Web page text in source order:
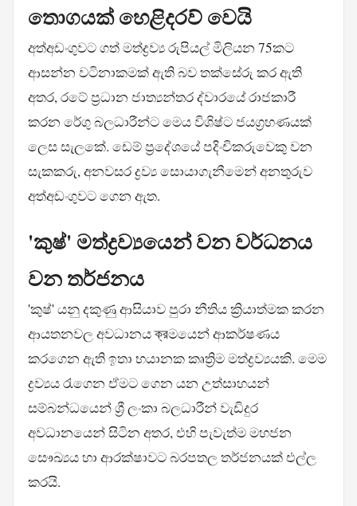
තොගයක් හෙළිදරව් වෙයි
අත්අඩංගුවට ගත් මත්ද්‍රව්‍ය රුපියල් මිලියන 75කට
ආසන්න වටිනාකමක් ඇති බව තක්සේරු කර ඇති
අතර, රටේ ප්‍රධාන ජාත්‍යන්තර ද්වාරයේ රාජකාරී
කරන රේගු බලධාරීන්ට මෙය විශිෂ්ට ජයග්‍රහණයක්
ලෙස සැලකේ. ඩෙම් ප්‍රදේශයේ පදිංචිකරුවෙකු වන
සැකකරු, අනවසර ද්‍රව්‍ය සොයාගැනීමෙන් අනතුරුව
අත්අඩංගුවට ගෙන ඇත.
'කුෂ්' මත්ද්‍රව්‍යයෙන් වන වර්ධනය
වන තර්ජනය
'කුෂ්' යනු දකුණු ආසියාව පුරා නීතිය ක්‍රියාත්මක කරන
ආයතනවල අවධානය ক্রමයෙන් ආකර්ෂණය
කරගෙන ඇති ඉතා භයානක කෘත්‍රිම මත්ද්‍රව්‍යයකි. මෙම
ද්‍රව්‍යය රැගෙන ඒමට ගෙන යන උත්සාහයන්
සම්බන්ධයෙන් ශ්‍රී ලංකා බලධාරීන් වැඩිදුර
අවධානයෙන් සිටින අතර, එහි පැවැත්ම මහජන
සෞඛ්‍යය හා ආරක්ෂාවට බරපතල තර්ජනයක් එල්ල
කරයි.